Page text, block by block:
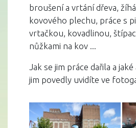
broušení a vrtání dřeva,
kovového plechu, práce s
vrtačkou, kovadlinou,
nůžkami na kov ...
Jak se jim práce dařila a
jim povedly uvidíte ve